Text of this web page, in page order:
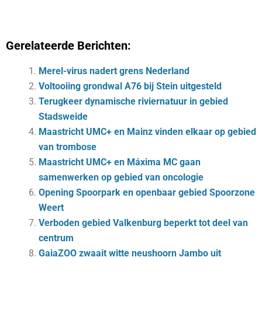
Gerelateerde Berichten:
Merel-virus nadert grens Nederland
Voltooiing grondwal A76 bij Stein uitgesteld
Terugkeer dynamische riviernatuur in gebied
Stadsweide
Maastricht UMC+ en Mainz vinden elkaar op gebied
van trombose
Maastricht UMC+ en Máxima MC gaan
samenwerken op gebied van oncologie
Opening Spoorpark en openbaar gebied Spoorzone
Weert
Verboden gebied Valkenburg beperkt tot deel van
centrum
GaiaZOO zwaait witte neushoorn Jambo uit